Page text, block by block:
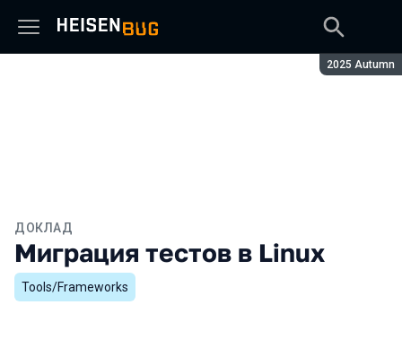
Сезон:
2025 Autumn
ДОКЛАД
Миграция тестов в Linux
Tools/Frameworks